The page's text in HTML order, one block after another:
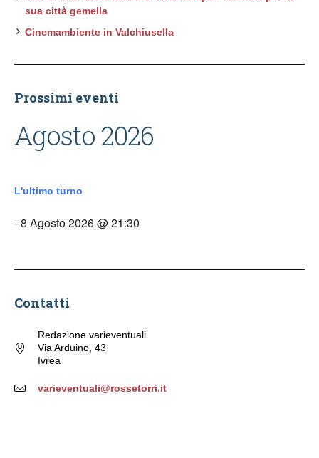
sua città gemella
Cinemambiente in Valchiusella
Prossimi eventi
Agosto 2026
L'ultimo turno
- 8 Agosto 2026 @ 21:30
Contatti
Redazione varieventuali
Via Arduino, 43
Ivrea
varieventuali@rossetorri.it